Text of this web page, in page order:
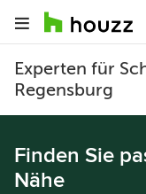
Experten für
Regensburg
Finden Sie
Nähe